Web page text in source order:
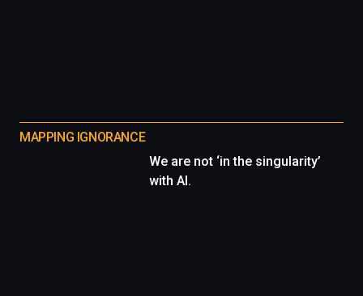
MAPPING IGNORANCE
We are not ‘in the singularity’
with AI.